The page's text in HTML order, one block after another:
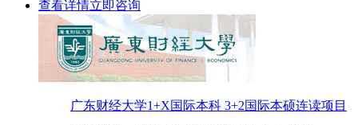
查看详情立即咨询
广东财经大学1+X国际本科 3+2国际本硕连读项目